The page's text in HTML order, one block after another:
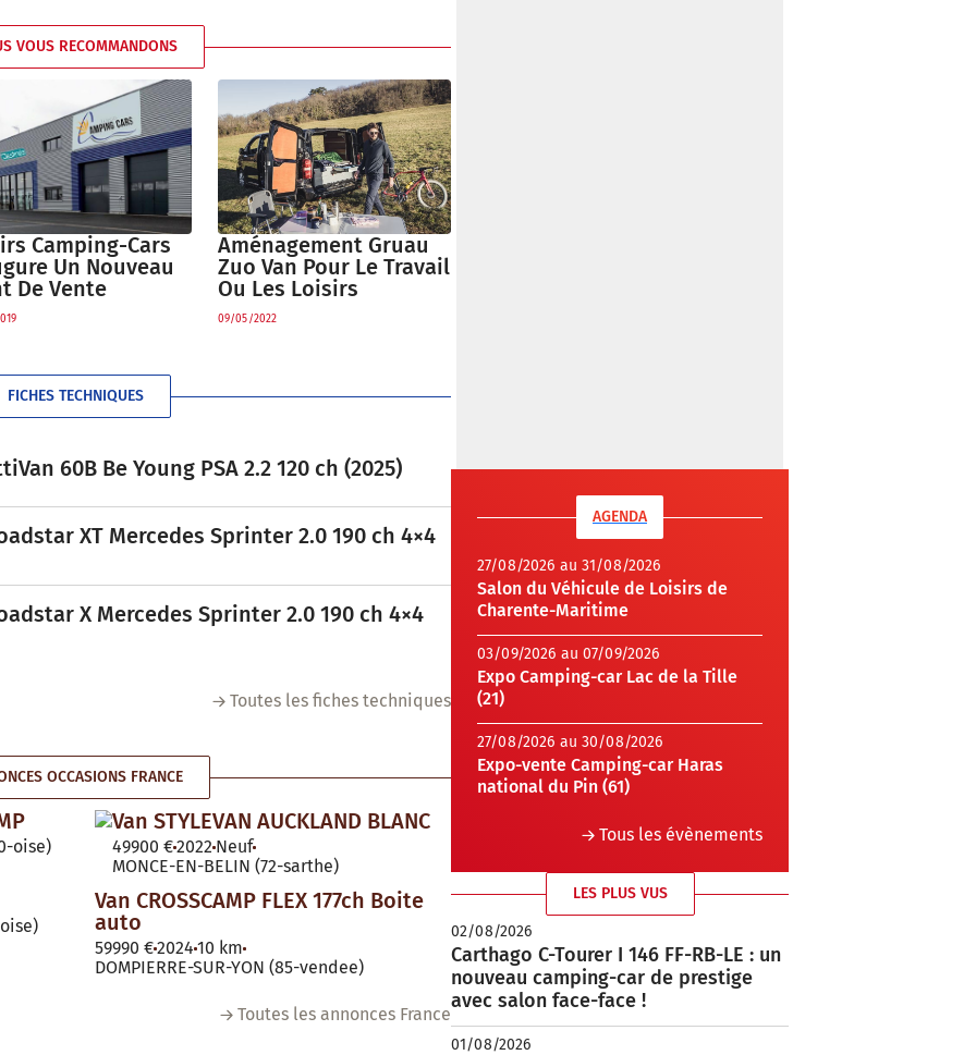
VOUS RECOMMANDONS
Camping-Cars
Un Nouveau
De Vente
Aménagement Gruau
Zuo Van Pour Le Travail
Ou Les Loisirs
09/05/2022
FICHES TECHNIQUES
60B Be Young PSA 2.2 120 ch (2025)
XT Mercedes Sprinter 2.0 190 ch 4×4
X Mercedes Sprinter 2.0 190 ch 4×4
Toutes les fiches techniques
OCCASIONS FRANCE
oise)
Van STYLEVAN AUCKLAND BLANC
49900 €2022 Neuf
MONCE-EN-BELIN (72-sarthe)
Van CROSSCAMP FLEX 177ch Boite
auto
59990 €2024 10 km
DOMPIERRE-SUR-YON (85-vendee)
Toutes les annonces France
AGENDA
27/08/2026 au 31/08/2026
Salon du Véhicule de Loisirs de
Charente-Maritime
03/09/2026 au 07/09/2026
Expo Camping-car Lac de la Tille
(21)
27/08/2026 au 30/08/2026
Expo-vente Camping-car Haras
national du Pin (61)
Tous les évènements
LES PLUS VUS
02/08/2026
Carthago C-Tourer I 146 FF-RB-LE : un
nouveau camping-car de prestige
avec salon face-face !
01/08/2026